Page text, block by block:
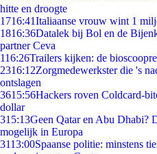
hitte en droogte
1716:41Italiaanse vrouw wint 1
1816:36Datalek bij Bol en de
partner Ceva
116:26Trailers kijken: de
2316:12Zorgmedewerkster die 's
ontslagen
3615:56Hackers roven Coldcard-
dollar
315:13Geen Qatar en Abu Dhabi?
mogelijk in Europa
3113:00Spaanse politie: minstens